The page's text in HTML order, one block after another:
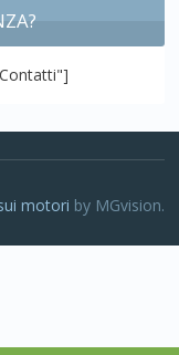
motori by MGvision.